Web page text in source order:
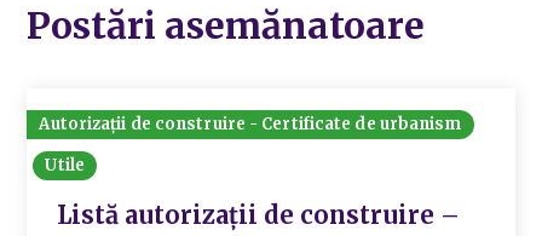
Postări asemănatoare
Autorizații de construire - Certificate de urbanism
Utile
Listă autorizații de construire –